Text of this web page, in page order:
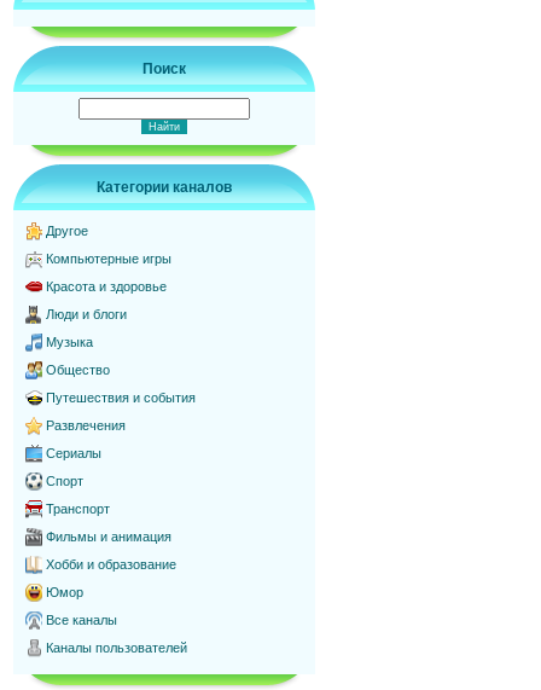
Поиск
Категории каналов
Другое
Компьютерные игры
Красота и здоровье
Люди и блоги
Музыка
Общество
Путешествия и события
Развлечения
Сериалы
Спорт
Транспорт
Фильмы и анимация
Хобби и образование
Юмор
Все каналы
Каналы пользователей